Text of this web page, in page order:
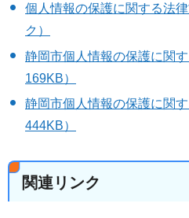
個人情報の保護に関する法
ク）
静岡市個人情報の保護に関
169KB）
静岡市個人情報の保護に関
444KB）
関連リンク